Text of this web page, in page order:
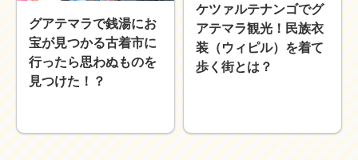
グアテマラで銭湯にお
宝が見つかる古着市に
行ったら思わぬものを
見つけた！？
ケツァルテナンゴでグ
アテマラ観光！民族衣
装（ウィピル）を着て
歩く街とは？